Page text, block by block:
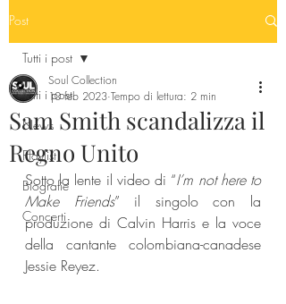
Post
Tutti i post
News
Playlist
Biografie
Concerti
Tutti i post
Sam Smith scandalizza il
Regno Unito
Soul Collection
10 feb 2023 Tempo di lettura: 2 min
Sotto la lente il video di “I’m not here to
Make Friends” il singolo con la
produzione di Calvin Harris e la voce
della cantante colombiana-canadese
Jessie Reyez.